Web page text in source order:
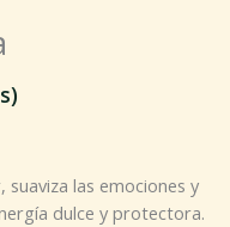
las emociones y
dulce y protectora.